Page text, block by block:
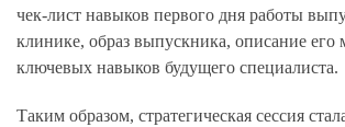
чек‑лист навыков первого дня работы
клинике, образ выпускника, описание его
ключевых навыков будущего специалиста.
Таким образом, стратегическая сессия